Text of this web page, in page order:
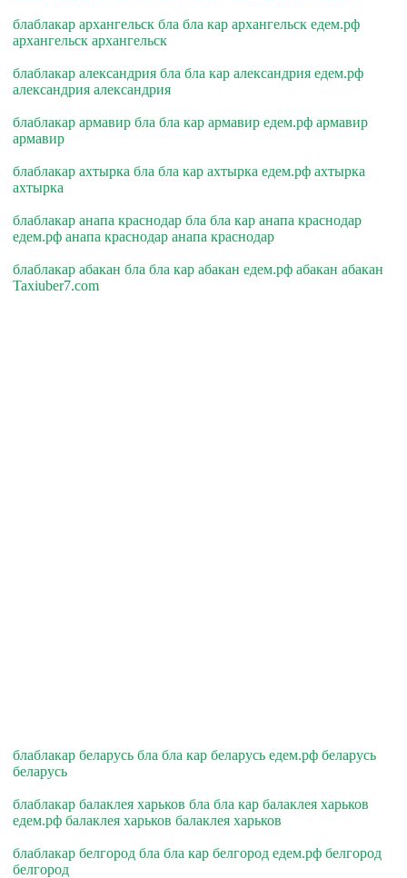
блаблакар архангельск бла бла кар архангельск едем.рф
архангельск архангельск
блаблакар александрия бла бла кар александрия едем.рф
александрия александрия
блаблакар армавир бла бла кар армавир едем.рф армавир
армавир
блаблакар ахтырка бла бла кар ахтырка едем.рф ахтырка
ахтырка
блаблакар анапа краснодар бла бла кар анапа краснодар
едем.рф анапа краснодар анапа краснодар
блаблакар абакан бла бла кар абакан едем.рф абакан абакан
Taxiuber7.com
блаблакар беларусь бла бла кар беларусь едем.рф беларусь
беларусь
блаблакар балаклея харьков бла бла кар балаклея харьков
едем.рф балаклея харьков балаклея харьков
блаблакар белгород бла бла кар белгород едем.рф белгород
белгород